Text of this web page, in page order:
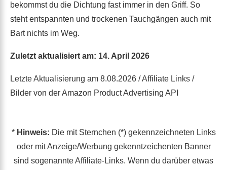
bekommst du die Dichtung fast immer in den Griff. So
steht entspannten und trockenen Tauchgängen auch mit
Bart nichts im Weg.
Zuletzt aktualisiert am: 14. April 2026
Letzte Aktualisierung am 8.08.2026 / Affiliate Links /
Bilder von der Amazon Product Advertising API
* Hinweis: Die mit Sternchen (*) gekennzeichneten Links
oder mit Anzeige/Werbung gekenntzeichenten Banner
sind sogenannte Affiliate-Links. Wenn du darüber etwas